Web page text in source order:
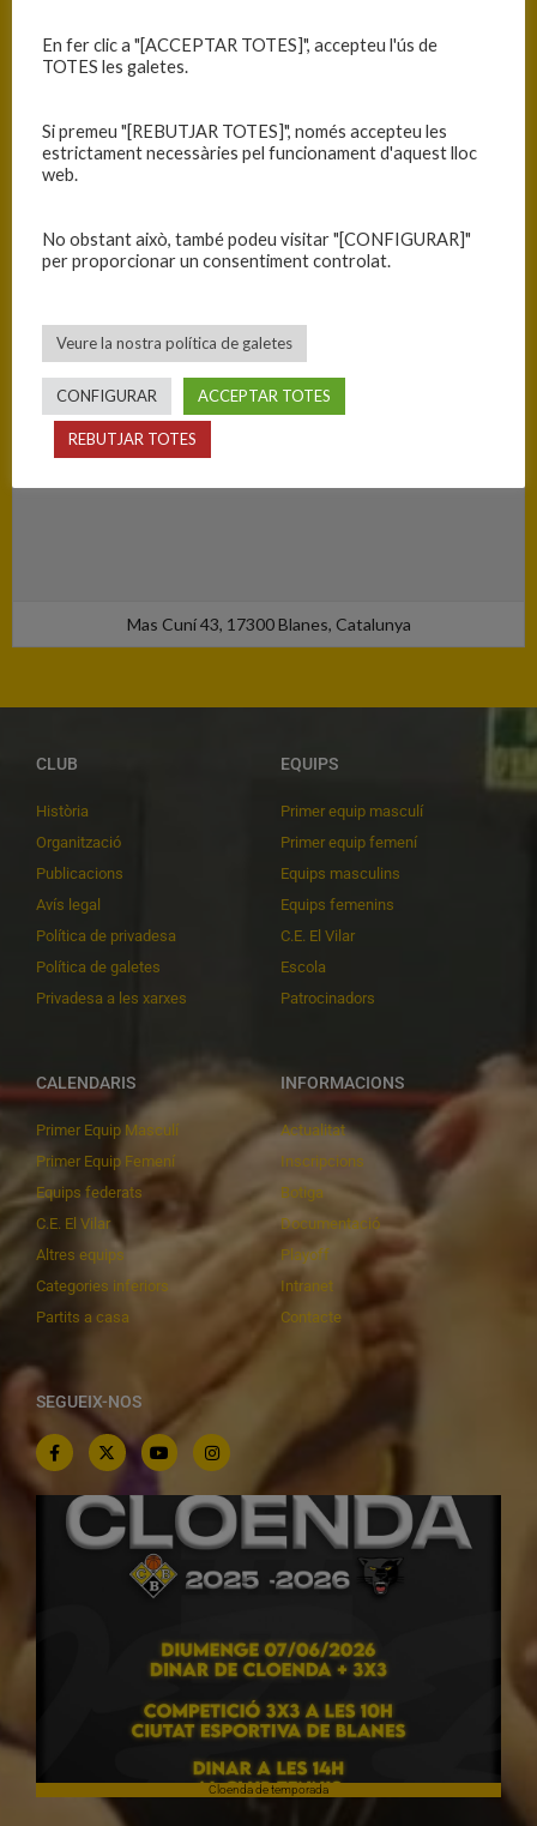
C.E. Palamós
PISTA
Mas Cuní 43, 17300 Blanes, Catalunya
CLUB
Història
Organització
Publicacions
Avís legal
Política de privadesa
Política de galetes
Privadesa a les xarxes
EQUIPS
Primer equip masculí
Primer equip femení
Equips masculins
Equips femenins
C.E. El Vilar
Escola
Patrocinadors
CALENDARIS
Primer Equip Masculí
Primer Equip Femení
Equips federats
C.E. El Vilar
Altres equips
Categories inferiors
Partits a casa
INFORMACIONS
Actualitat
Inscripcions
Botiga
Documentació
Playoff
Intranet
Contacte
SEGUEIX-NOS
Cloenda de temporada
En fer clic a "[ACCEPTAR TOTES]", accepteu l'ús de
TOTES les galetes.
Si premeu "[REBUTJAR TOTES]", només accepteu les
estrictament necessàries pel funcionament d'aquest lloc
web.
No obstant això, també podeu visitar "[CONFIGURAR]"
per proporcionar un consentiment controlat.
Veure la nostra política de galetes
CONFIGURAR ACCEPTAR TOTES
REBUTJAR TOTES